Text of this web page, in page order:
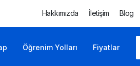
Hakkımızda İletişim Blog
Öğrenim Yolları Fiyatlar